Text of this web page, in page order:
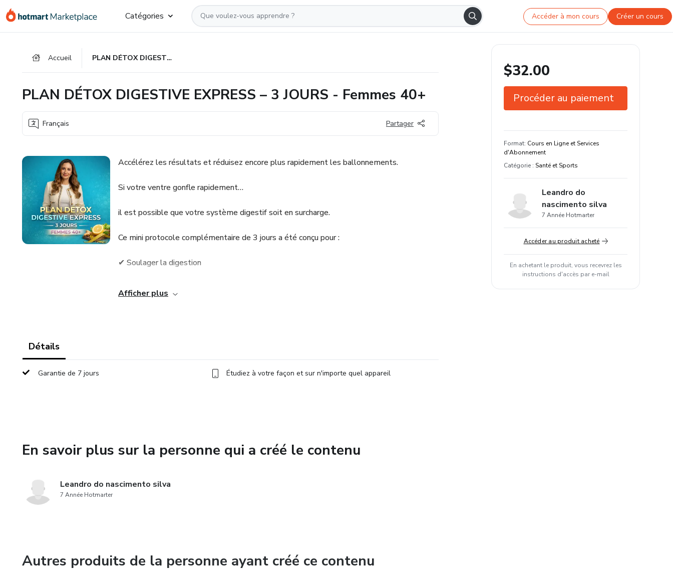
Aller
vers
Procéder
Aller
vers
Catégories Accéder à mon cours Créer un cours
Accueil PLAN DÉTOX DIGESTIVE EXPRESS – 3 JOURS - Femmes 40+
PLAN DÉTOX DIGESTIVE EXPRESS – 3 JOURS - Femmes 40+
Français Partager
Accélérez les résultats et réduisez encore plus rapidement les ballonnements.
Si votre ventre gonfle rapidement…
il est possible que votre système digestif soit en surcharge.
Ce mini protocole complémentaire de 3 jours a été conçu pour :
✔ Soulager la digestion
✔ Réduire la fermentation intestinale
C’est une phase d’optimisation que j’utilise souvent en début d’accompagnement pour
Plan alimentaire spécifique 3 jours
Afficher plus
Détails
Garantie de 7 jours Étudiez à votre façon et sur n'importe quel appareil
En savoir plus sur la personne qui a créé le contenu
Leandro do nascimento silva
7 Année Hotmarter
Autres produits de la personne ayant créé ce contenu
$32.00
Procéder au paiement
Étudiez à votre façon et sur n'importe
quel appareil
Format: Cours en Ligne et Services
d'Abonnement
Catégorie : Santé et Sports
Leandro do
nascimento silva
7 Année Hotmarter
Accéder au produit acheté
En achetant le produit, vous recevrez les
instructions d'accès par e-mail